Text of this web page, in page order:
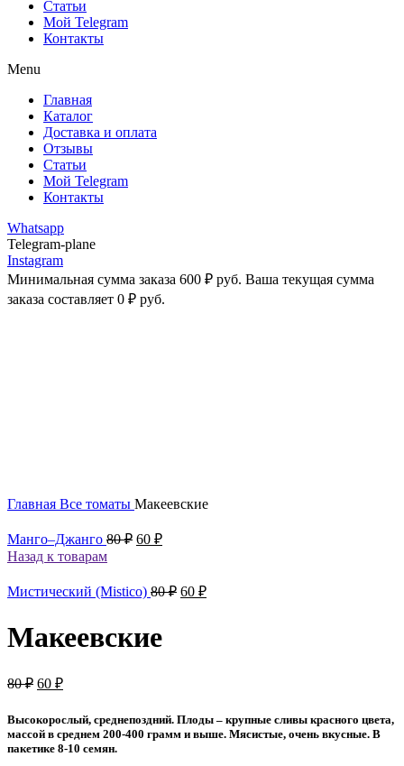
Статьи
Мой Telegram
Контакты
Menu
Главная
Каталог
Доставка и оплата
Отзывы
Статьи
Мой Telegram
Контакты
Whatsapp
Telegram-plane
Instagram
Минимальная сумма заказа 600 ₽ руб. Ваша текущая сумма
заказа составляет 0 ₽ руб.
Главная Все томаты Макеевские
Манго–Джанго 80₽ Первоначальная
80 ₽.
60 ₽Текущая
Назад к товарам
Мистический (Mistico) 80₽ Первоначальная
60 ₽Текущая
Макеевские
80₽ Первоначальная
составляла
80 ₽.
60 ₽Текущая
60 ₽.
Высокорослый, среднепоздний. Плоды – крупные сливы красного цвета,
массой в среднем 200-400 грамм и выше. Мясистые, очень вкусные. В
пакетике 8-10 семян.